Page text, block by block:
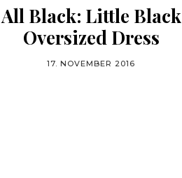
All Black: Little Black
Oversized Dress
17. NOVEMBER 2016